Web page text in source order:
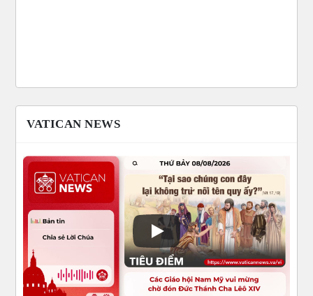
VATICAN NEWS